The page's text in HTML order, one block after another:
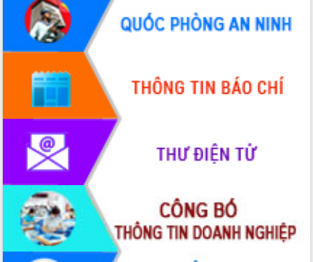
Đắk Lắk phát động hưởng ứng Ngày
Quyền của người tiêu dùng Việt Nam
2026
Đẩy mạnh cải cách hành chính, quyết
tâm đạt được mục tiêu tăng trưởng
hai con số trong năm 2026
Tổ chức trang trọng Lễ hội Đền thờ
Phó Bí thư Tỉnh ủy Đắk Lắk Đỗ Hữu
Huy giữ chức Bí thư Đảng ủy Ủy Ban
Nhân dân tỉnh
Bệnh án điện tử thúc đẩy chuyển đổi
số y tế tại Đắk Lắk
Chuyển đổi số thư viện: Mở rộng
không gian tri thức trong thời đại số
Đánh giá, rút kinh nghiệm công tác tổ
chức diễn tập trước ngày bầu cử